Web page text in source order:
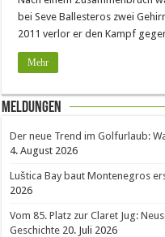
bei Seve Ballesteros zwei
2011 verlor er den Kampf
Mehr
Meldungen
Der neue Trend im Golfurlaub:
4. August 2026
Luštica Bay baut Montenegros
2026
Vom 85. Platz zur Claret Jug:
Geschichte 20. Juli 2026